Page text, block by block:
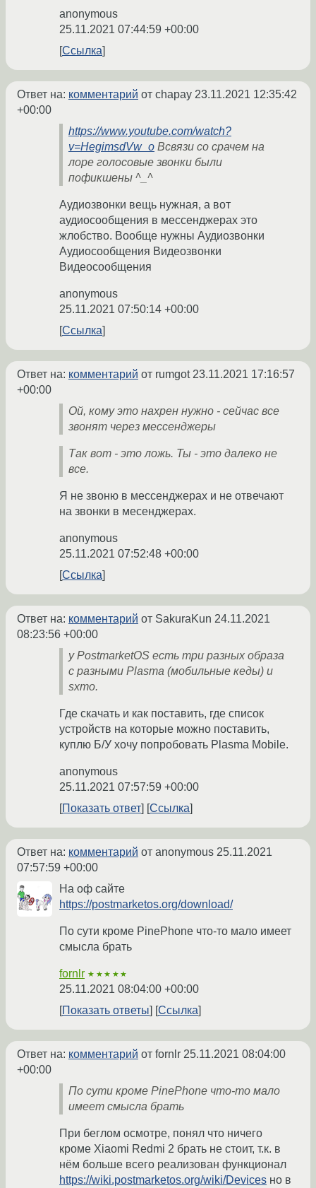
anonymous
25.11.2021 07:44:59 +00:00
Ссылка
Ответ на: комментарий от chapay 23.11.2021 12:35:42
+00:00
https://www.youtube.com/watch?
v=HegimsdVw_o Всвязи со срачем на
лоре голосовые звонки были
пофикшены ^_^
Аудиозвонки вещь нужная, а вот
аудиосообщения в мессенджерах это
жлобство. Вообще нужны Аудиозвонки
Аудиосообщения Видеозвонки
Видеосообщения
anonymous
25.11.2021 07:50:14 +00:00
Ссылка
Ответ на: комментарий от rumgot 23.11.2021 17:16:57
+00:00
Ой, кому это нахрен нужно - сейчас все
звонят через мессенджеры
Так вот - это ложь. Ты - это далеко не
все.
Я не звоню в мессенджерах и не отвечают
на звонки в месенджерах.
anonymous
25.11.2021 07:52:48 +00:00
Ссылка
Ответ на: комментарий от SakuraKun 24.11.2021
08:23:56 +00:00
у PostmarketOS есть три разных образа
с разными Plasma (мобильные кеды) и
sxmo.
Где скачать и как поставить, где список
устройств на которые можно поставить,
куплю Б/У хочу попробовать Plasma Mobile.
anonymous
25.11.2021 07:57:59 +00:00
Показать ответ
Ссылка
Ответ на: комментарий от anonymous 25.11.2021
07:57:59 +00:00
На оф сайте
https://postmarketos.org/download/
По сути кроме PinePhone что-то мало имеет
смысла брать
fornlr ★★★★★
25.11.2021 08:04:00 +00:00
Показать ответы
Ссылка
Ответ на: комментарий от fornlr 25.11.2021 08:04:00
+00:00
По сути кроме PinePhone что-то мало
имеет смысла брать
При беглом осмотре, понял что ничего
кроме Xiaomi Redmi 2 брать не стоит, т.к. в
нём больше всего реализован функционал
https://wiki.postmarketos.org/wiki/Devices но в